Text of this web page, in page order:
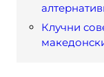
Клучни